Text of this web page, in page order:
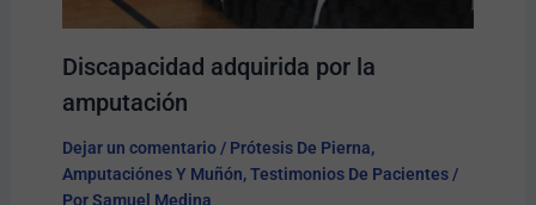
Discapacidad adquirida por la
amputación
Dejar un comentario / Prótesis De Pierna,
Amputaciónes Y Muñón,Testimonios De Pacientes/
PorSamuel Medina